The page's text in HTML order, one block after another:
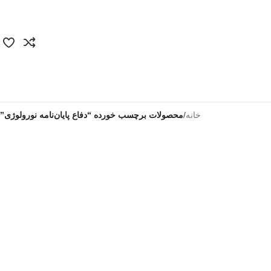
خانه/محصولات برچسب خورده “دفاع پایان‌نامه نورولوژی”